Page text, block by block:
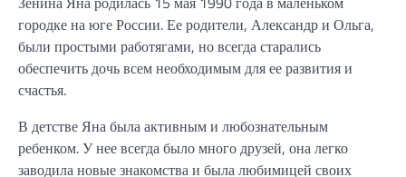
городке на юге России. Ее родители, Александр и Ольга,
были простыми работягами, но всегда старались
обеспечить дочь всем необходимым для ее развития и
счастья.
В детстве Яна была активным и любознательным
ребенком. У нее всегда было много друзей, она легко
заводила новые знакомства и была любимицей своих